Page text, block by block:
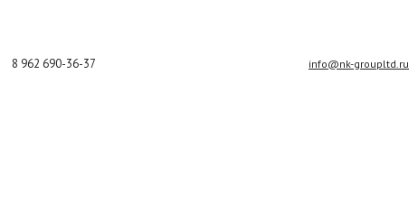
8 962 690-36-37
info@nk-groupltd.ru